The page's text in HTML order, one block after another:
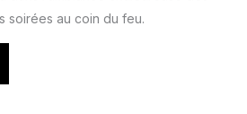
soirées au coin du feu.